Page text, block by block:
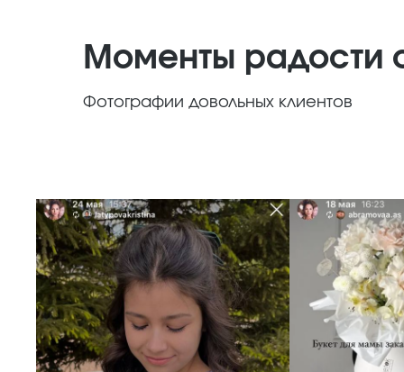
Моменты радости
Фотографии довольных клиентов